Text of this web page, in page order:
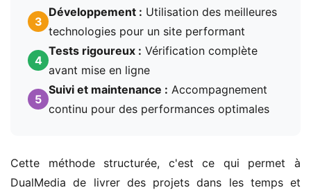
3
Développement : Utilisation des meilleures
technologies pour un site performant
4
Tests rigoureux : Vérification complète
avant mise en ligne
5
Suivi et maintenance : Accompagnement
continu pour des performances optimales
Cette méthode structurée, c'est ce qui permet à
DualMedia de livrer des projets dans les temps et